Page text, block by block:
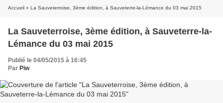
Accueil » La Sauveterroise, 3ème édition, à Sauveterre-la-Lémance du 03 mai 2015
La Sauveterroise, 3ème édition, à Sauveterre-la-
Lémance du 03 mai 2015
Publié le 04/05/2015 à 16:45
Par Piw